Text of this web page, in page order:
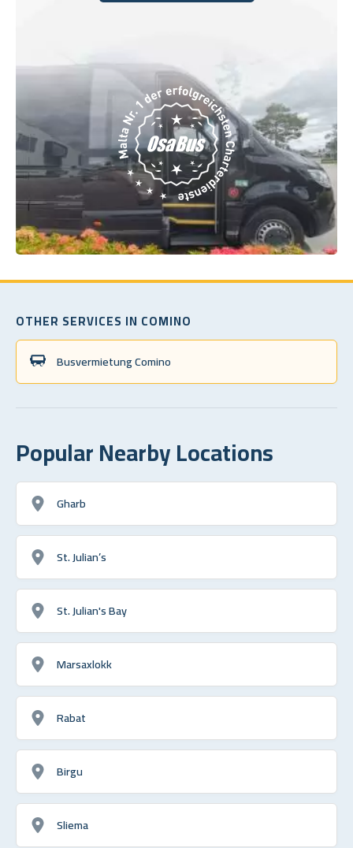
OTHER SERVICES IN COMINO
Busvermietung Comino
Popular Nearby Locations
Gharb
St. Julian’s
St. Julian's Bay
Marsaxlokk
Rabat
Birgu
Sliema